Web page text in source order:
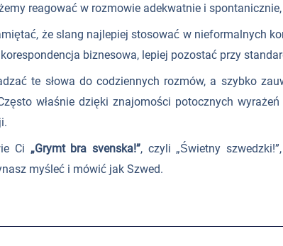
reagować w rozmowie adekwatnie i
że slang najlepiej stosować w nieformalnych
biznesowa, lepiej pozostać przy
te słowa do codziennych rozmów, a szybko
właśnie dzięki znajomości potocznych
Ci „Grymt bra svenska!”, czyli „Świetny
myśleć i mówić jak Szwed.